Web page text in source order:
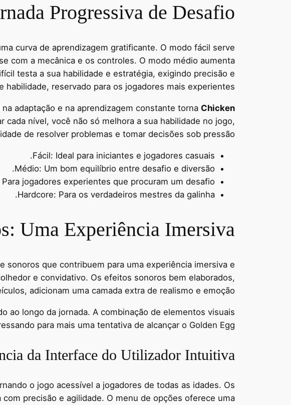
Progressiva de Desafio
curva de aprendizagem gratificante. O modo fácil serve
com a mecânica e os controles. O modo médio aumenta
testa a sua habilidade e estratégia, exigindo precisão e
reservado para os jogadores mais experientes.
adaptação e na aprendizagem constante torna Chicken
nível, você não só melhora a sua habilidade no jogo,
de resolver problemas e tomar decisões sob pressão.
Fácil: Ideal para iniciantes e jogadores casuais.
Médio: Um bom equilíbrio entre desafio e diversão.
jogadores experientes que procuram um desafio.
Hardcore: Para os verdadeiros mestres da galinha.
Uma Experiência Imersiva
sonoros que contribuem para uma experiência imersiva e
e convidativo. Os efeitos sonoros bem elaborados,
adicionam uma camada extra de realismo e emoção.
ao longo da jornada. A combinação de elementos visuais
para mais uma tentativa de alcançar o Golden Egg.
da Interface do Utilizador Intuitiva
o jogo acessível a jogadores de todas as idades. Os
precisão e agilidade. O menu de opções oferece uma